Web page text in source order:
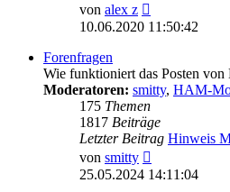
von alex z
Beitrag
10.06.2020 11:50:42
Forenfragen
Wie funktioniert das Posten
Moderatoren: smitty, HAM-
175 Themen
1817 Beiträge
Letzter Beitrag Hinweis
von smitty
Beitrag
25.05.2024 14:11:04